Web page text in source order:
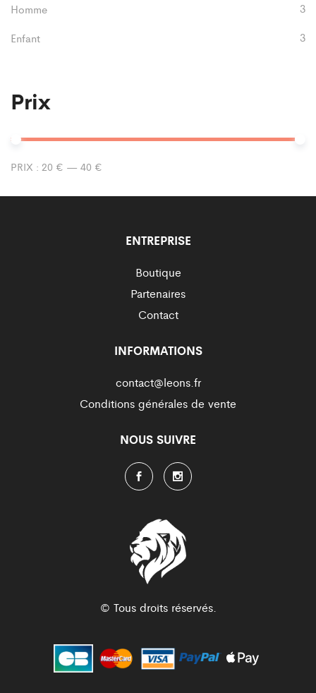
Homme
3
Enfant
3
Prix
PRIX : 20 € — 40 €
© Tous droits réservés.
ENTREPRISE
Boutique
Partenaires
Contact
INFORMATIONS
contact@leons.fr
Conditions générales de vente
NOUS SUIVRE